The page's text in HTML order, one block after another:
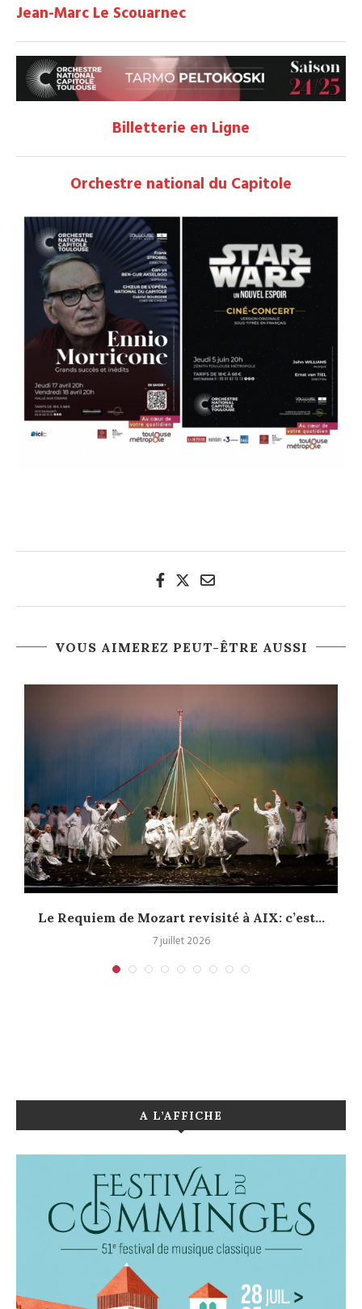
Jean-Marc Le Scouarnec
Billetterie en Ligne
Orchestre national du Capitole
VOUS AIMEREZ PEUT-ÊTRE AUSSI
Le Requiem de Mozart revisité à AIX: c’est...
7 juillet 2026
A L’AFFICHE